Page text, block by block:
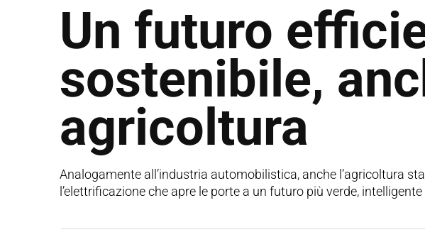
Un futuro
sostenibile,
agricoltura
Analogamente all’industria automobilistica, anche l’agricoltura
l’elettrificazione che apre le porte a un futuro più verde,